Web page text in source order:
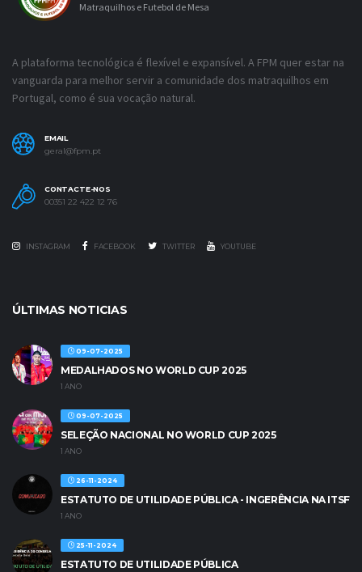
Matraquilhos e Futebol de Mesa
A plataforma tecnológica é flexível e expansível. A FPM quer estar na
vanguarda para melhor servir a comunidade dos matraquilhos em
Portugal, como é sua vocação natural.
EMAIL
geral@fpm.pt
CONTACTE-NOS
00351 22 422 12 76
INSTAGRAM FACEBOOK TWITTER YOUTUBE
ÚLTIMAS NOTICIAS
09-07-2025
MEDALHADOS NO WORLD CUP 2025
1 ANO
09-07-2025
SELEÇÃO NACIONAL NO WORLD CUP 2025
1 ANO
26-11-2024
ESTATUTO DE UTILIDADE PÚBLICA - INGERÊNCIA NA ITSF
1 ANO
25-11-2024
ESTATUTO DE UTILIDADE PÚBLICA